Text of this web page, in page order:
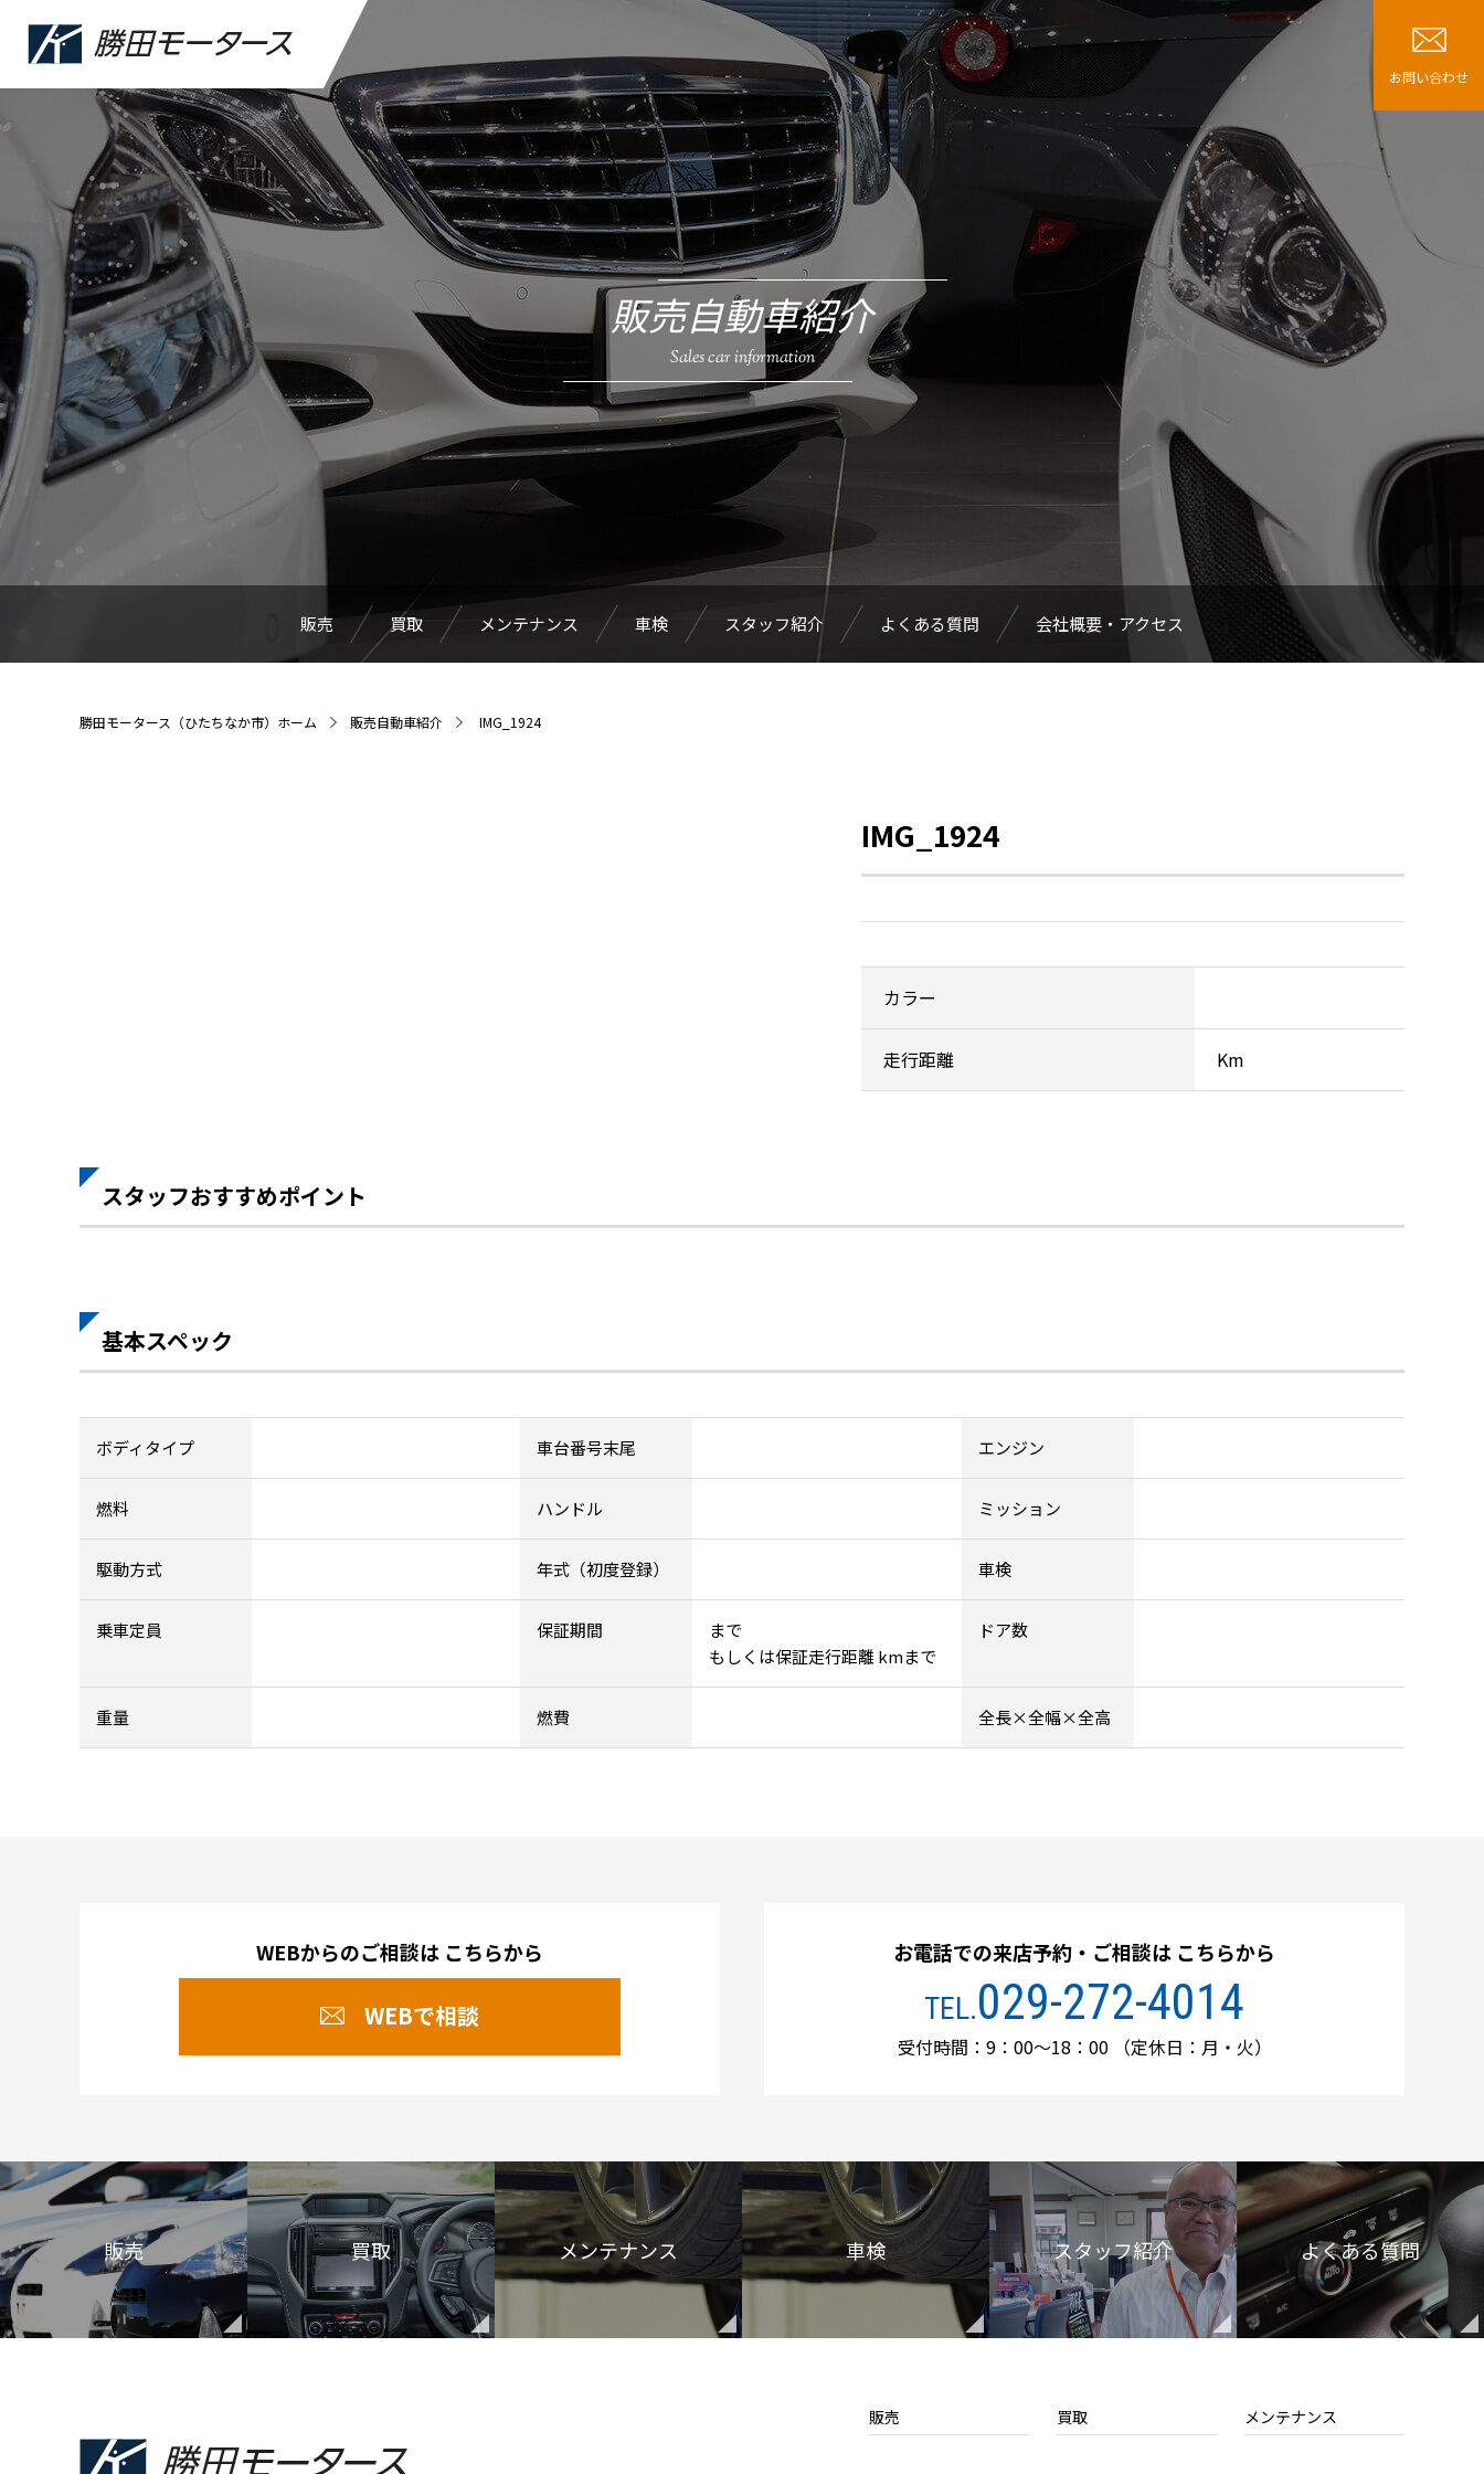
お問い合わせ
販売自動車紹介
Sales car information
販売 買取 メンテナンス 車検 スタッフ紹介 よくある質問 会社概要・アクセス
勝田モータース（ひたちなか市）ホーム 販売自動車紹介 IMG_1924
IMG_1924
カラー
走行距離 Km
スタッフおすすめポイント
基本スペック
ボディタイプ 車台番号末尾 エンジン
燃料 ハンドル ミッション
駆動方式 年式（初度登録） 車検
乗車定員 保証期間
まで
もしくは保証走行距離 kmまで
ドア数
重量 燃費 全長×全幅×全高
WEBからのご相談は こちらから
WEBで相談
お電話での来店予約・ご相談は こちらから
TEL.029-272-4014
受付時間：9：00～18：00（定休日：月・火）
販売 買取 メンテナンス 車検 スタッフ紹介 よくある質問
販売 買取 メンテナンス